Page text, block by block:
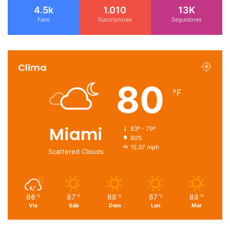
4.5k
Fans
1.010
Suscriptores
13K
Seguidores
Clima
Miami
Scattered Clouds
80 ℉
83º - 79º
80%
15.37 mph
86 ℉
Vie
87 ℉
Sáb
88 ℉
Dom
87 ℉
Lun
88 ℉
Mar